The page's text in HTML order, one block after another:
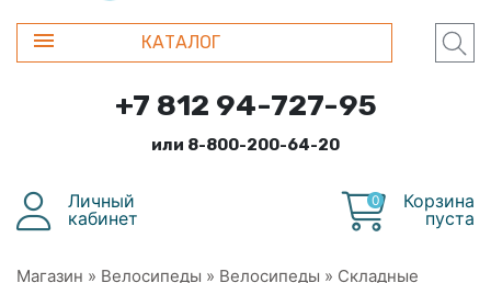
КАТАЛОГ
+7 812 94-727-95
или 8-800-200-64-20
Личный
кабинет
0
Корзина
пуста
Магазин » Велосипеды » Велосипеды » Складные